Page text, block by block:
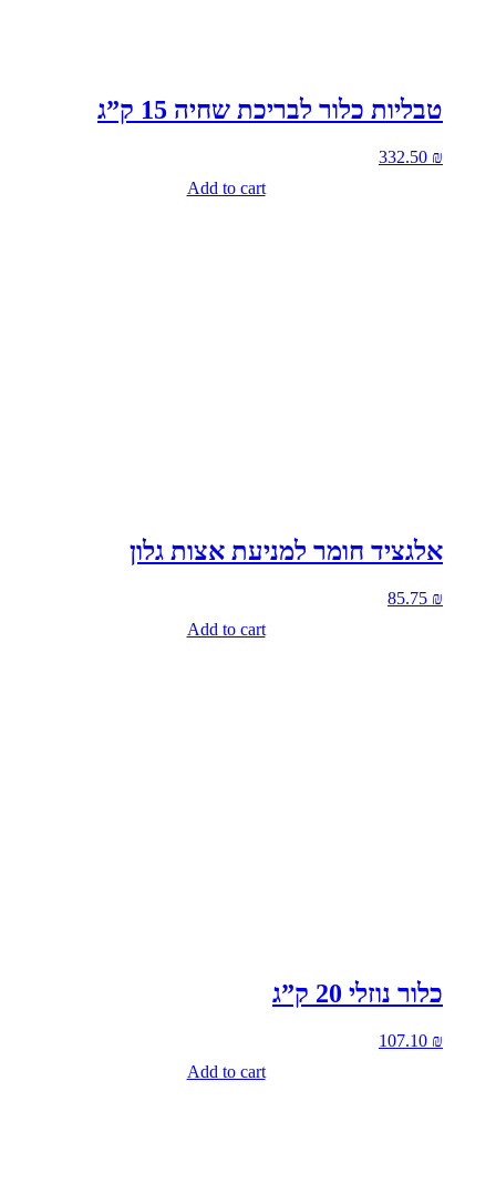
טבליות כלור לבריכת שחיה 15 ק”ג
332.50 ₪
Add to cart
אלגציד חומר למניעת אצות גלון
85.75 ₪
Add to cart
כלור נוזלי 20 ק”ג
107.10 ₪
Add to cart